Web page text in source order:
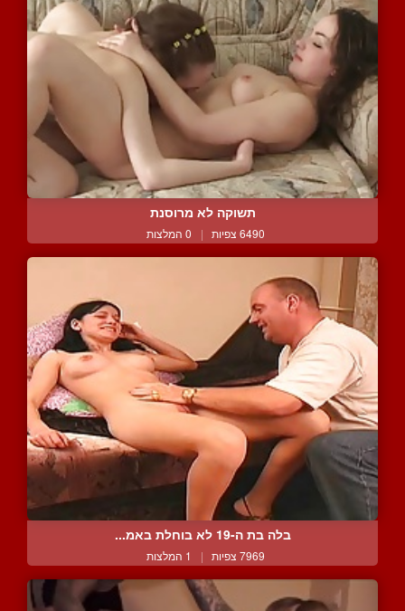
תשוקה לא מרוסנת
6490 צפיות | 0 המלצות
בלה בת ה-19 לא בוחלת באמ...
7969 צפיות | 1 המלצות